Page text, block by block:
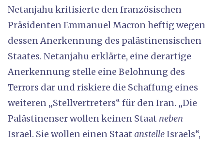
Netanjahu kritisierte den französischen
Präsidenten Emmanuel Macron heftig wegen
dessen Anerkennung des palästinensischen
Staates. Netanjahu erklärte, eine derartige
Anerkennung stelle eine Belohnung des
Terrors dar und riskiere die Schaffung eines
weiteren „Stellvertreters“ für den Iran. „Die
Palästinenser wollen keinen Staat neben
Israel. Sie wollen einen Staat anstelleIsraels“,